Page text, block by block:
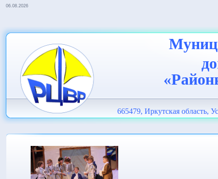
06.08.2026
665479, Иркутская область,